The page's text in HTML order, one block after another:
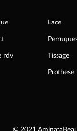
rdv
Lace
Tissage
Prothese
© 2021